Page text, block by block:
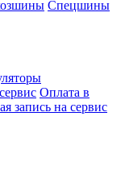
Спецшины
Оплата в
запись на сервис